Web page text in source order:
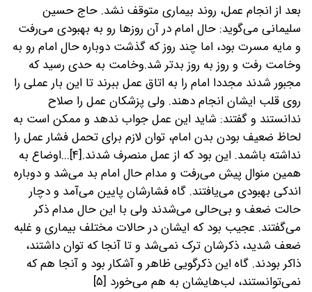
بعد از انجام عمل، روند بیماری متوقف نشد. حاج حسین
سلیمانی می‌گوید: حال امام در آن روز‌ها رو به بهبودی می‌رفت
و مایه مسرت بود، اما چند روز که گذشت دوباره حال امام رو به
وخامت رفت و روز به روز بدتر شد.وخامت به حدی رسید که
مجبور شدند مجددا امام را به اتاق عمل ببرند تا این بار عملی را
روی قلب ایشان انجام دهند. ولی پزشکان عمل را صلاح
ندانستند و گفتند: شاید این عمل جواب ندهد و ممکن است به
لحاظ ضعیف بودن بدن امام، توان لازم برای تحمل فشار عمل را
نداشته باشمد. این بود که از عمل منصرف شدند.[۴]...اوضاع به
همین منوال پیش می‌رفت و مدام حال امام بد می‌شد و دوباره
اندکی بهبودی می‌یافتند. گاه فشارشان پایین می‌آمد و دچار
حالت ضعف و بی‌حالی می‌شدند ولی با این حال مدام ذکر
می‌گفتند. عجیب بود که ایشان در حالات مختلف بیماری و غلبه
ضعف شدید، ذکرشان ترک نمی‌شد و تا آنجا که توان داشتند،
ذاکر بودند. گاه این ذکرگویی ظاهر و آشکار بود و آنجا هم که
نمی‌توانستند، لب‌هایشان به هم می‌خورد [۵]